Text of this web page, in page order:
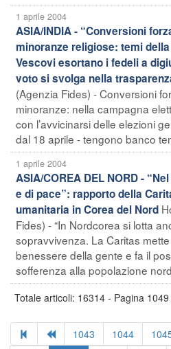
1 aprile 2004
ASIA/INDIA - “Conversioni
minoranze religiose: temi
Vescovi esortano i fedeli a
voto si svolga nella
(Agenzia Fides) - Conversioni
minoranze: nella campagna
con l’avvicinarsi delle elezioni
dal 18 aprile - tengono banco
1 aprile 2004
ASIA/COREA DEL NORD -
e di pace”: rapporto della
umanitaria in Corea del Nord
Fides) - “In Nordcorea si lotta
sopravvivenza. La Caritas
benessere della gente e fa il
sofferenza alla popolazione
Totale articoli: 16314 - Pagina
1043 1044